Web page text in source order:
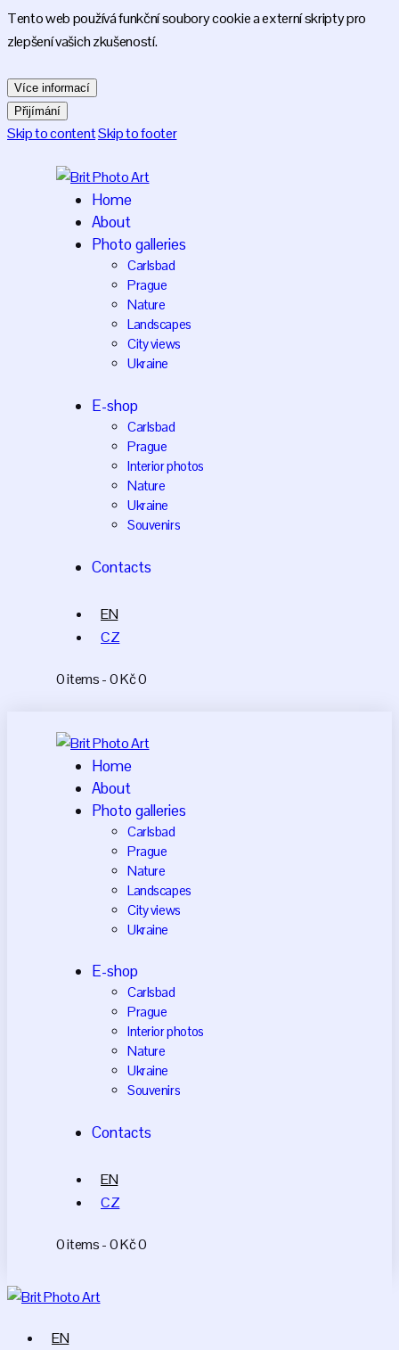
Tento web používá funkční soubory cookie a externí skripty pro
zlepšení vašich zkušeností.
Více informací
Přijímání
Skip to contentSkip to footer
Home
About
Photo galleries
Carlsbad
Prague
Nature
Landscapes
City views
Ukraine
E-shop
Carlsbad
Prague
Interior photos
Nature
Ukraine
Souvenirs
Contacts
EN
CZ
0 items-0 Kč0
Home
About
Photo galleries
Carlsbad
Prague
Nature
Landscapes
City views
Ukraine
E-shop
Carlsbad
Prague
Interior photos
Nature
Ukraine
Souvenirs
Contacts
EN
CZ
0 items-0 Kč0
EN